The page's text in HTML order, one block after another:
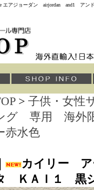
エアジョーダン airjordan and1
> 子供・女性
グ 専用 海外
赤水色
カイリー
ＫＡＩ１ 黒